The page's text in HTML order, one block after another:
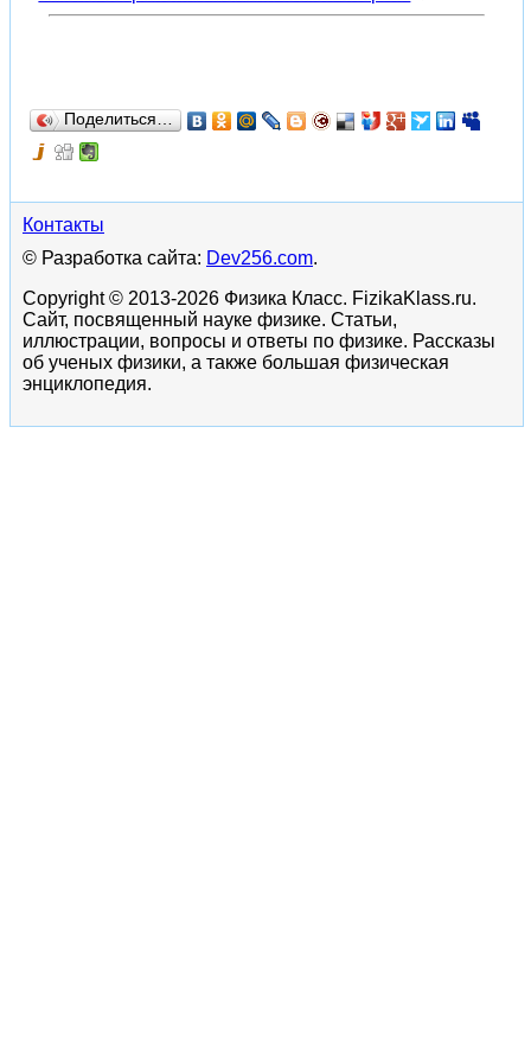
Поделиться…
Контакты
© Разработка сайта: Dev256.com.
Copyright © 2013-2026 Физика Класс. FizikaKlass.ru.
Сайт, посвященный науке физике. Статьи,
иллюстрации, вопросы и ответы по физике. Рассказы
об ученых физики, а также большая физическая
энциклопедия.